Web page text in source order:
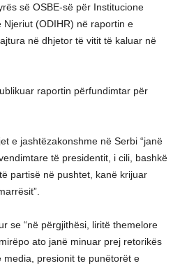
së OSBE-së për Institucione
(ODIHR) në raportin e
në dhjetor të vitit të kaluar në
raportin përfundimtar për
e jashtëzakonshme në Serbi “janë
të presidentit, i cili, bashkë
partisë në pushtet, kanë krijuar
se “në përgjithësi, liritë themelore
ato janë minuar prej retorikës
presionit te punëtorët e